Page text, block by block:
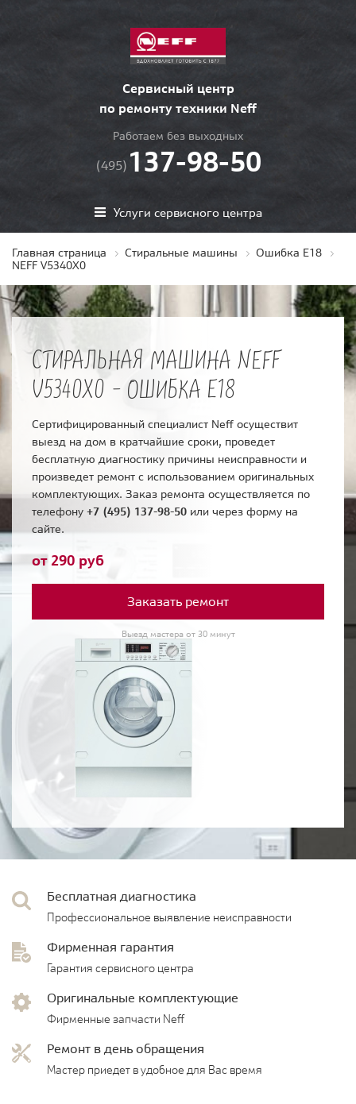
Сервисный центр
по ремонту техники Neff
Работаем без выходных
(495) 137-98-50
Услуги сервисного центра
Главная страница Стиральные машины
Ошибка E18
NEFF V5340X0
СТИРАЛЬНАЯ МАШИНА NEFF
V5340X0 - ОШИБКА E18
Сертифицированный специалист Neff осуществит
выезд на дом в кратчайшие сроки, проведет
бесплатную диагностику причины неисправности и
произведет ремонт с использованием оригинальных
комплектующих. Заказ ремонта осуществляется по
телефону +7 (495) 137-98-50 или через форму на
сайте.
от 290 руб
Заказать ремонт
Выезд мастера от 30 минут
Бесплатная диагностика
Профессиональное выявление неисправности
Фирменная гарантия
Гарантия сервисного центра
Оригинальные комплектующие
Фирменные запчасти Neff
Ремонт в день обращения
Мастер приедет в удобное для Вас время